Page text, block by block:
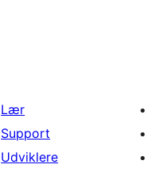
Lær
Support
Udviklere